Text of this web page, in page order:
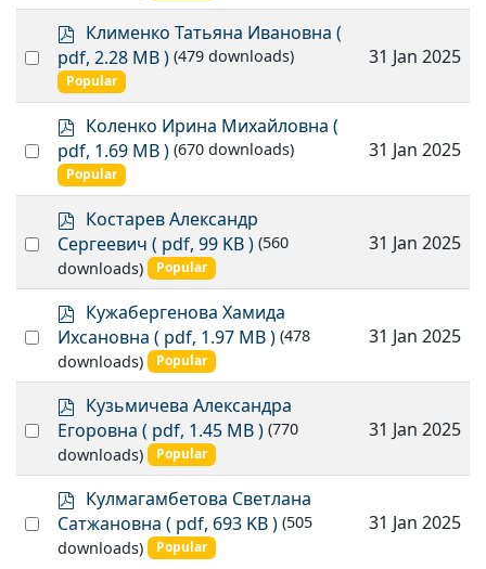
item
Select
item
p
d
f
Клименко Татьяна Ивановна (
pdf, 2.28 MB ) (479 downloads)
Popular
31 Jan 2025
Select
item
p
d
f
Коленко Ирина Михайловна (
pdf, 1.69 MB ) (670 downloads)
Popular
31 Jan 2025
Select
item
p
d
f
Костарев Александр
Сергеевич ( pdf, 99 KB ) (560
downloads)
Popular
31 Jan 2025
Select
item
p
d
f
Кужабергенова Хамида
Ихсановна ( pdf, 1.97 MB ) (478
downloads)
Popular
31 Jan 2025
Select
item
p
d
f
Кузьмичева Александра
Егоровна ( pdf, 1.45 MB ) (770
downloads)
Popular
31 Jan 2025
Select
p
d
f
Кулмагамбетова Светлана
Сатжановна ( pdf, 693 KB ) (505
downloads)
Popular
31 Jan 2025